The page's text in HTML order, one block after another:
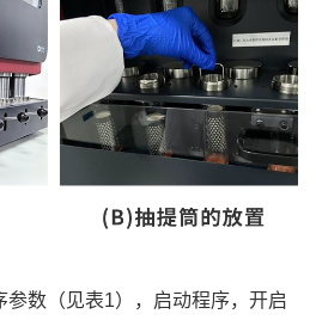
数（见表1），启动程序，开启